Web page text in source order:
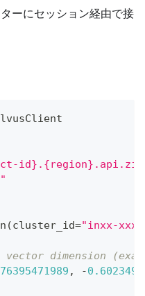
ーにセッション経由で接
(cluster_id="inxx-
, -